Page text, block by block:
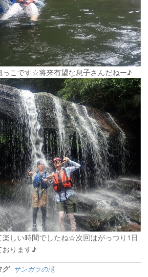
っこです☆将来有望な息子さんだねー♪
楽しい時間でしたね☆次回はがっつり1日
おります♪
グ サンガラの滝